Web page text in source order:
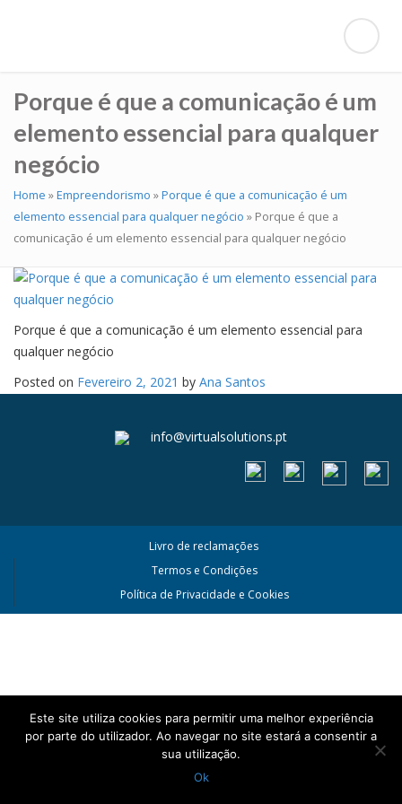
Porque é que a comunicação é um
elemento essencial para qualquer
negócio
Home »Empreendorismo »Porque é que a comunicação é um
elemento essencial para qualquer negócio » Porque é que a
comunicação é um elemento essencial para qualquer negócio
Porque é que a comunicação é um elemento essencial para
qualquer negócio
Posted on Fevereiro 2, 2021 by Ana Santos
info@virtualsolutions.pt
Livro de reclamações
Termos e Condições
Política de Privacidade e Cookies
Este site utiliza cookies para permitir uma melhor experiência
por parte do utilizador. Ao navegar no site estará a consentir a
sua utilização.
Ok